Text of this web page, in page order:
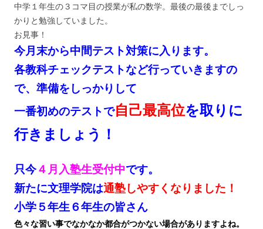
中学１年生の３コマ目の授業が私の数学。最後の最後までしっ
かりと勉強していました。
お見事！
今月末から中間テスト対策に入ります。
各教科チェックテストなど行っていきますの
で、準備をしっかりして
一番初めのテストで自己最高位を取りに
行きましょう！
只今４月入塾生受付中です。
新たに文理学院は通塾しやすくなりました！
小学５年生６年生の皆さん
色々な習い事でなかなか都合がつかない場合がありますよね。